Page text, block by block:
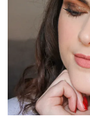
en
soie
et
cuir
au
luxe